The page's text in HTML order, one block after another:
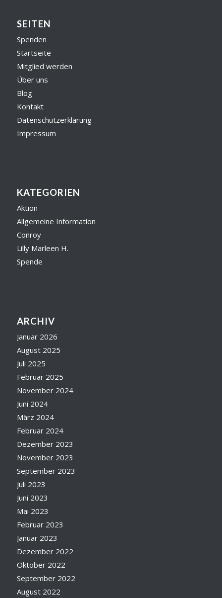
SEITEN
Spenden
Startseite
Mitglied werden
Über uns
Blog
Kontakt
Datenschutzerklärung
Impressum
KATEGORIEN
Aktion
Allgemeine Information
Conroy
Lilly Marleen H.
Spende
ARCHIV
Januar 2026
August 2025
Juli 2025
Februar 2025
November 2024
Juni 2024
März 2024
Februar 2024
Dezember 2023
November 2023
September 2023
Juli 2023
Juni 2023
Mai 2023
Februar 2023
Januar 2023
Dezember 2022
Oktober 2022
September 2022
August 2022